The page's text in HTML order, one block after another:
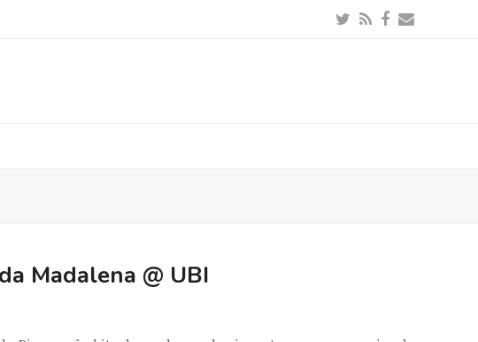
Twitter
RSSFacebook
Email
Madalena @ UBI